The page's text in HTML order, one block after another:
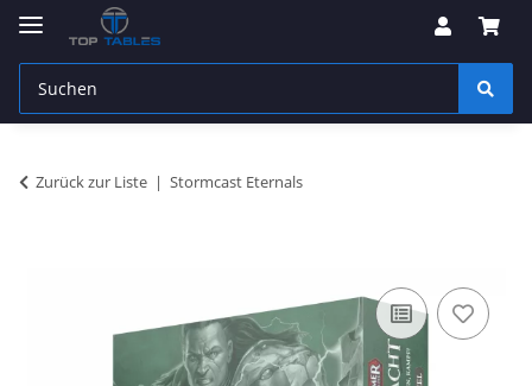
Zurück zur Liste Stormcast Eternals